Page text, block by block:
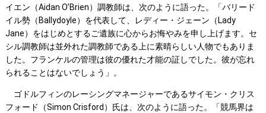
イエン（Aidan O’Brien）調教師は、次のように語った。「バリード
イル勢（Ballydoyle）を代表して、レディー・ジェーン（Lady
Jane）をはじめとするご遺族に心からお悔やみを申し上げます。セ
シル調教師は並外れた調教師である上に素晴らしい人物でもありま
した。フランケルの管理は彼の優れた才能の証しでした。彼が忘れ
られることはないでしょう」。
ゴドルフィンのレーシングマネージャーであるサイモン・クリス
フォード（Simon Crisford）氏は、次のように語った。「競馬界は